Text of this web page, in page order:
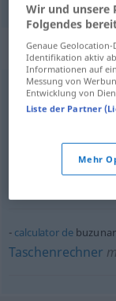
edițiedebuzunar
buzunar
calculator debuzunar
Taschenrechner m
Wir und unsere
Folgendes
Genaue
Identifikation aktiv
Informationen auf
Messung von
Entwicklung von
Liste der Partner
Mehr